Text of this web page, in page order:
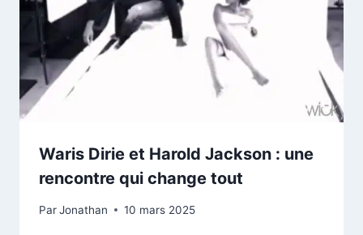
Waris Dirie et Harold Jackson : une
rencontre qui change tout
ParJonathan 10 mars 2025